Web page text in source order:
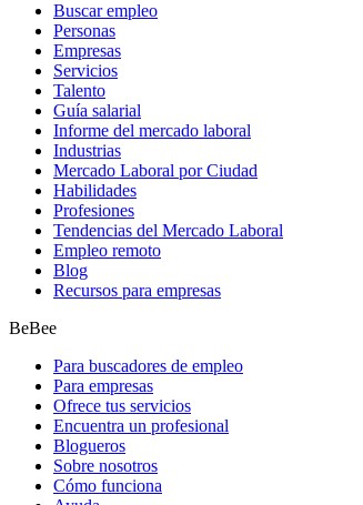
Buscar empleo
Personas
Empresas
Servicios
Talento
Guía salarial
Informe del mercado laboral
Industrias
Mercado Laboral por Ciudad
Habilidades
Profesiones
Tendencias del Mercado Laboral
Empleo remoto
Blog
Recursos para empresas
BeBee
Para buscadores de empleo
Para empresas
Ofrece tus servicios
Encuentra un profesional
Blogueros
Sobre nosotros
Cómo funciona